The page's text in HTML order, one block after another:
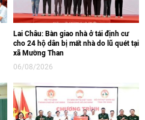
Lai Châu: Bàn giao nhà ở tái định cư
cho 24 hộ dân bị mất nhà do lũ quét tại
xã Mường Than
06/08/2026